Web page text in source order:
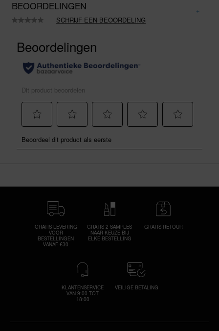
BEOORDELINGEN
SCHRIJF EEN BEOORDELING
GRATIS LEVERING
VOOR
BESTELLINGEN
VANAF €30
GRATIS 2 SAMPLES
NAAR KEUZE BIJ
ELKE BESTELLING
GRATIS RETOUR
KLANTENSERVICE
VAN 9:00 TOT
18:00
VEILIGE BETALING